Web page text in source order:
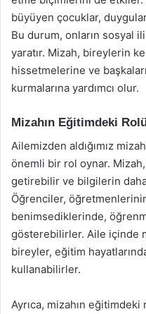
büyüyen çocuklar,
Bu durum, onların sosyal
yaratır. Mizah, bireylerin
hissetmelerine ve
kurmalarına yardımcı olur.
Mizahın Eğitimdeki
Ailemizden aldığımız
önemli bir rol oynar.
getirebilir ve bilgilerin
Öğrenciler, öğretmenlerinin
benimsediklerinde,
gösterebilirler. Aile içinde
bireyler, eğitim
kullanabilirler.
Ayrıca, mizahın